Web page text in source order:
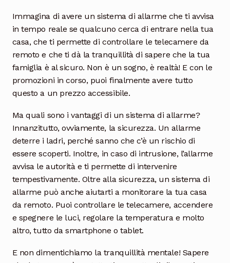
Immagina di avere un sistema di allarme che ti avvisa
in tempo reale se qualcuno cerca di entrare nella tua
casa, che ti permette di controllare le telecamere da
remoto e che ti dà la tranquillità di sapere che la tua
famiglia è al sicuro. Non è un sogno, è realtà! E con le
promozioni in corso, puoi finalmente avere tutto
questo a un prezzo accessibile.
Ma quali sono i vantaggi di un sistema di allarme?
Innanzitutto, ovviamente, la sicurezza. Un allarme
deterre i ladri, perché sanno che c’è un rischio di
essere scoperti. Inoltre, in caso di intrusione, l’allarme
avvisa le autorità e ti permette di intervenire
tempestivamente. Oltre alla sicurezza, un sistema di
allarme può anche aiutarti a monitorare la tua casa
da remoto. Puoi controllare le telecamere, accendere
e spegnere le luci, regolare la temperatura e molto
altro, tutto da smartphone o tablet.
E non dimentichiamo la tranquillità mentale! Sapere